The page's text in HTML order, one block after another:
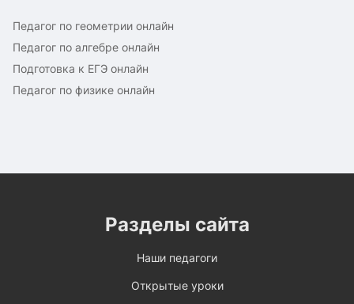
Педагог по геометрии онлайн
Педагог по алгебре онлайн
Подготовка к ЕГЭ онлайн
Педагог по физике онлайн
Разделы сайта
Наши педагоги
Открытые уроки